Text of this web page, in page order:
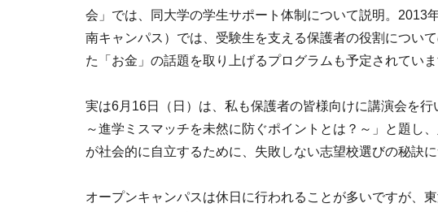
会」では、同大学の学生サポート体制について説明。2013
南キャンパス）では、受験生を支える保護者の役割につい
た「お金」の話題を取り上げるプログラムも予定されていま
実は6月16日（日）は、私も保護者の皆様向けに講演会を
～進学ミスマッチを未然に防ぐポイントとは？～」と題し
が社会的に自立するために、失敗しない志望校選びの秘訣に
オープンキャンパスは休日に行われることが多いですが、